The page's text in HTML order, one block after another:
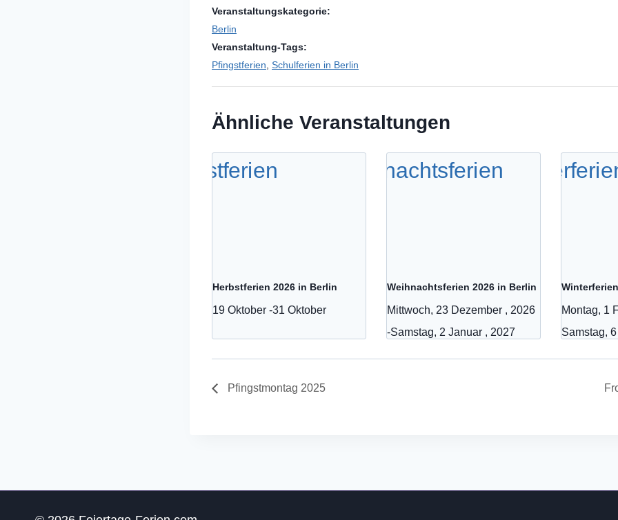
Veranstaltungskategorie:
Berlin
Veranstaltung-Tags:
Pfingstferien, Schulferien in Berlin
Ähnliche Veranstaltungen
Herbstferien 2026 in Berlin
19 Oktober -31 Oktober
Weihnachtsferien 2026 in Berlin
Mittwoch, 23 Dezember , 2026
-Samstag, 2 Januar , 2027
Montag, 1
Samstag,
Pfingstmontag 2025